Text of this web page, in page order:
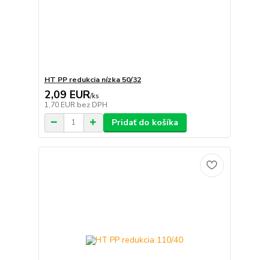
HT PP redukcia nízka 50/32
2,09 EUR/ks
1,70 EUR bez DPH
Pridať do košíka